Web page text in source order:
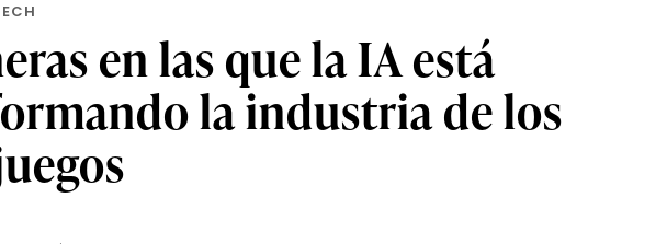
en las que la IA está
la industria de los